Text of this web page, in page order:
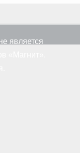
является